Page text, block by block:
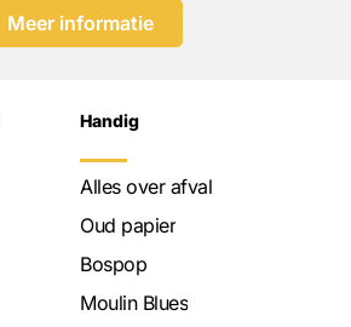
Meer informatie
Handig
Alles over afval
Oud papier
Bospop
Moulin Blues